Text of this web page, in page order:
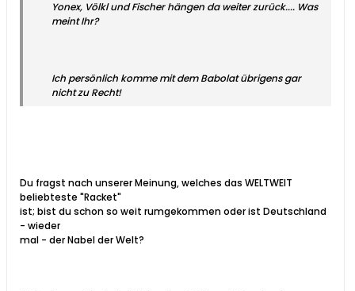
Yonex, Völkl und Fischer hängen da weiter zurück.... Was
meint Ihr?
Ich persönlich komme mit dem Babolat übrigens gar
nicht zu Recht!
Du fragst nach unserer Meinung, welches das WELTWEIT
beliebteste "Racket"
ist; bist du schon so weit rumgekommen oder ist Deutschland
- wieder
mal - der Nabel der Welt?